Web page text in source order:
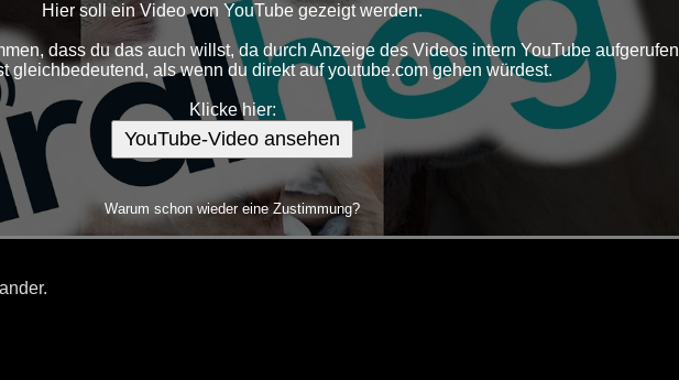
Hier soll ein Video von YouTube gezeigt werden.
dass du das auch willst, da durch Anzeige des Videos intern YouTube aufgerufen
gleichbedeutend, als wenn du direkt auf youtube.com gehen würdest.
Klicke hier:
YouTube-Video ansehen
Warum schon wieder eine Zustimmung?